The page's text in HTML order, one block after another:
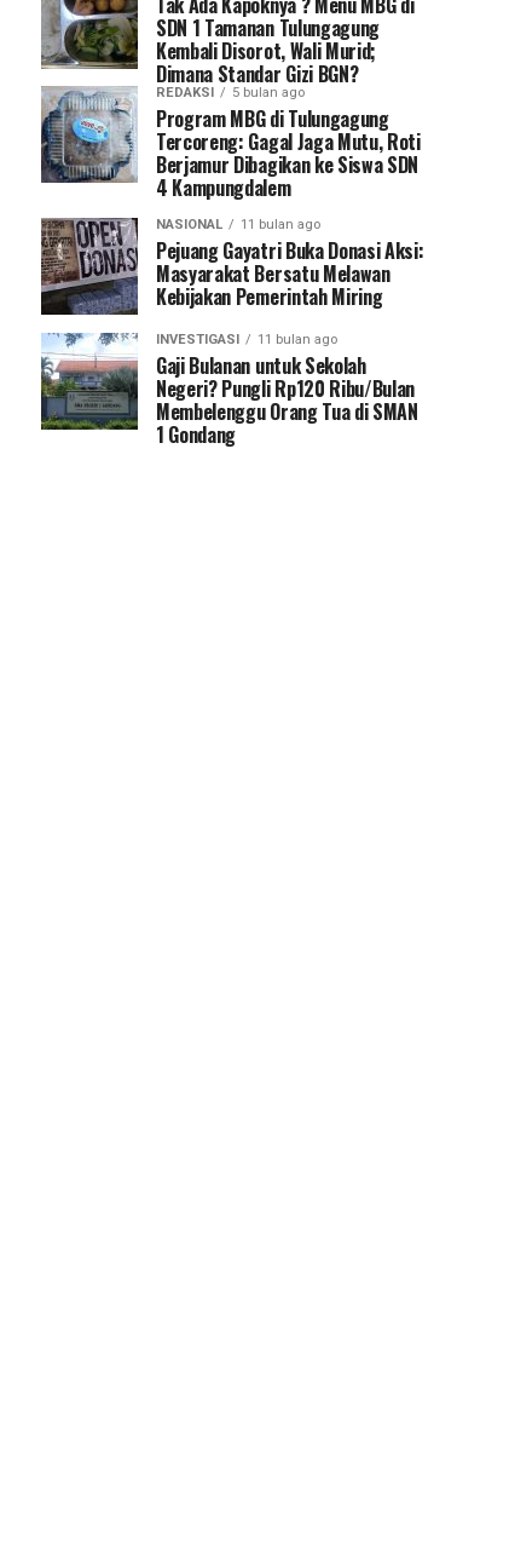
SDN 1 Tamanan Tulungagung
Kembali Disorot, Wali Murid;
Dimana Standar Gizi BGN?
REDAKSI 5 bulan ago
Program MBG di Tulungagung
Tercoreng: Gagal Jaga Mutu, Roti
Berjamur Dibagikan ke Siswa SDN
4 Kampungdalem
NASIONAL 11 bulan ago
Pejuang Gayatri Buka Donasi Aksi:
Masyarakat Bersatu Melawan
Kebijakan Pemerintah Miring
INVESTIGASI 11 bulan ago
Gaji Bulanan untuk Sekolah
Negeri? Pungli Rp120 Ribu/Bulan
Membelenggu Orang Tua di SMAN
1 Gondang